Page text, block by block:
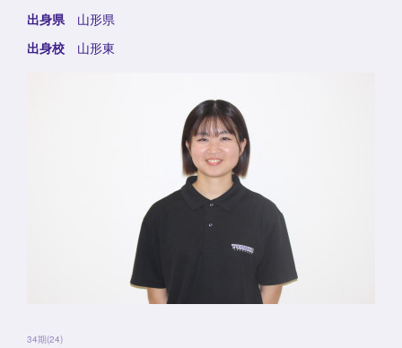
出身県山形県
出身校 山形東
34期(24)